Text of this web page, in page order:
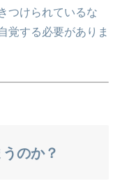
つけられているな
覚する必要がありま
のか？